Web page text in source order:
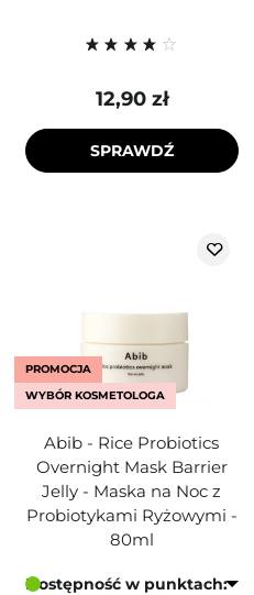
12,90 zł
SPRAWDŹ
PROMOCJA
WYBÓR KOSMETOLOGA
Abib - Rice Probiotics
Overnight Mask Barrier
Jelly - Maska na Noc z
Probiotykami Ryżowymi -
80ml
Dostępność w punktach: